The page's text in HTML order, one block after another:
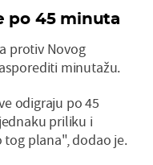
po 45 minuta
protiv Novog
minutažu.
odigraju po 45
priliku i
tog plana", dodao je.